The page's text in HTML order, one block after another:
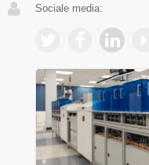
Sociale media: